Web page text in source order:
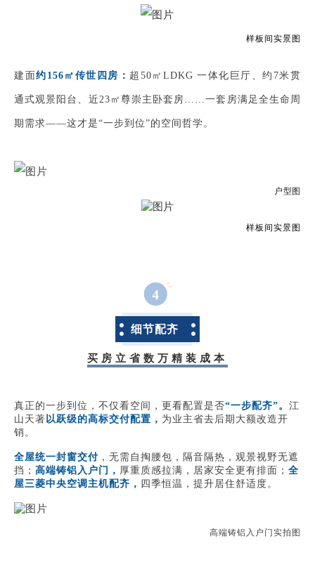
样板间实景图
建面约156㎡传世四房： 超50㎡LDKG 一体化巨厅、约7米贯
通式观景阳台、近23㎡尊崇主卧套房……一套房满足全生命周
期需求——这才是“一步到位”的空间哲学。
户型图
样板间实景图
4
细节配齐
买房立省数万精装成本
真正的一步到位，不仅看空间，更看配置是否“一步配齐”。 江
山天著以跃级的高标交付配置 ， 为业主省去后期大额改造开
销。
全屋统一封窗交付 ，无需自掏腰包，隔音隔热，观景视野无遮
挡； 高端铸铝入户门， 厚重质感拉满，居家安全更有排面； 全
屋三菱中央空调主机配齐， 四季恒温，提升居住舒适度。
高端铸铝入户门实拍图